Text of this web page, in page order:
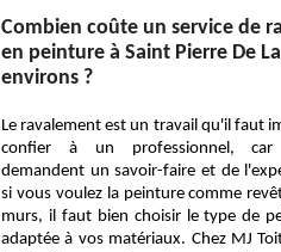
Combien coûte un service de
en peinture à Saint Pierre De
environs ?
Le ravalement est un travail qu'il faut
confier à un professionnel,
demandent un savoir-faire et de
si vous voulez la peinture comme
murs, il faut bien choisir le type de
adaptée à vos matériaux. Chez MJ